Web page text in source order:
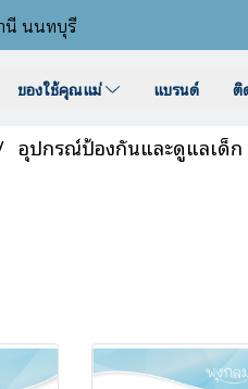
านี นนทบุรี
ของใช้คุณแม่ แบรนด์ ติ
อุปกรณ์ป้องกันและดูแลเด็ก